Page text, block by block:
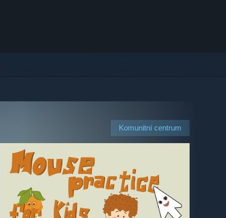
Komunitní centrum